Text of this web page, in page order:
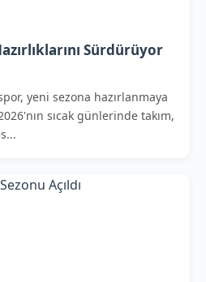
Sürdürüyor
yeni sezona hazırlanmaya
sıcak günlerinde takım,